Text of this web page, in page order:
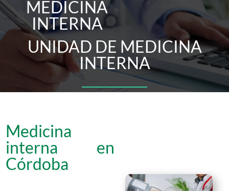
MEDICINA
INTERNA
UNIDAD DE MEDICINA
INTERNA
Medicina
interna en
Córdoba